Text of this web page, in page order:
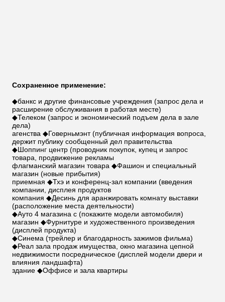
Сохраненное применение:
◆банкс и другие финансовые учреждения (запрос дела и
расширение обслуживания в работая месте)
◆Телеком (запрос и экономический подъем дела в зале
дела)
агенства ◆Говерньмэнт (публичная информация вопроса,
держит публику сообщенный дел правительства
◆Шоппинг центр (проводник покупок, купец и запрос
товара, продвижение рекламы
флагманский магазин товара ◆Фашион и специальный
магазин (новые прибытия)
приемная ◆Тхэ и конференц-зал компании (введения
компании, дисплея продуктов
компания ◆Десинь для аранжировать комнату выставки
(расположение места деятельности)
◆Ауто 4 магазина с (покажите модели автомобиля)
магазин ◆Фурнитуре и художественного произведения
(дисплей продукта)
◆Синема (трейлер и благодарность зажимов фильма)
◆Реал зала продаж имущества, окно магазина цепной
недвижимости посредническое (дисплей модели двери и
влияния ландшафта)
здание ◆Оффисе и зала квартиры